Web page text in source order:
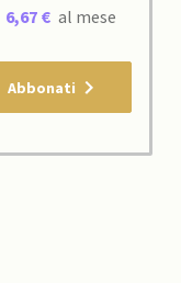
6,67 € al mese
Abbonati